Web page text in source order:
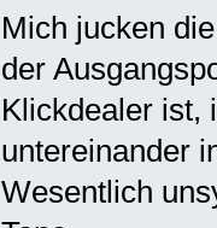
Mich jucken
der
Klickdealer ist,
untereinander
Wesentlich